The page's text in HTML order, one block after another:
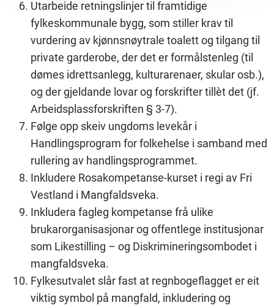
Utarbeide retningslinjer til framtidige
fylkeskommunale bygg, som stiller krav til
vurdering av kjønnsnøytrale toalett og tilgang til
private garderobe, der det er formålstenleg (til
dømes idrettsanlegg, kulturarenaer, skular osb.),
og der gjeldande lovar og forskrifter tillèt det (jf.
Arbeidsplassforskriften § 3-7).
Følge opp skeiv ungdoms levekår i
Handlingsprogram for folkehelse i samband med
rullering av handlingsprogrammet.
Inkludere Rosakompetanse-kurset i regi av Fri
Vestland i Mangfaldsveka.
Inkludera fagleg kompetanse frå ulike
brukarorganisasjonar og offentlege institusjonar
som Likestilling – og Diskrimineringsombodet i
mangfaldsveka.
Fylkesutvalet slår fast at regnbogeflagget er eit
viktig symbol på mangfald, inkludering og